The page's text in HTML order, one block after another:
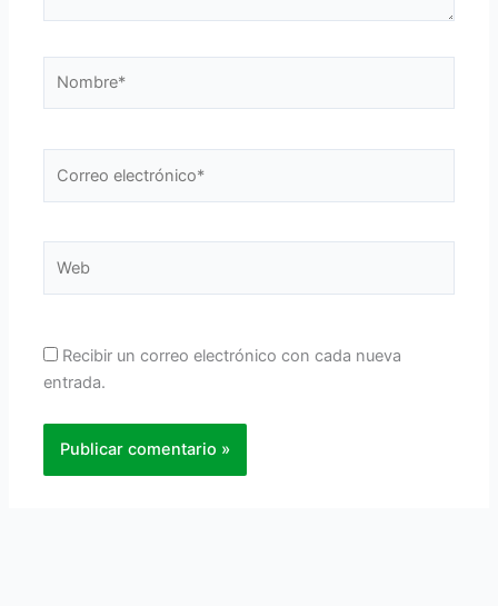
electrónico*
Recibir un correo electrónico con cada nueva
entrada.